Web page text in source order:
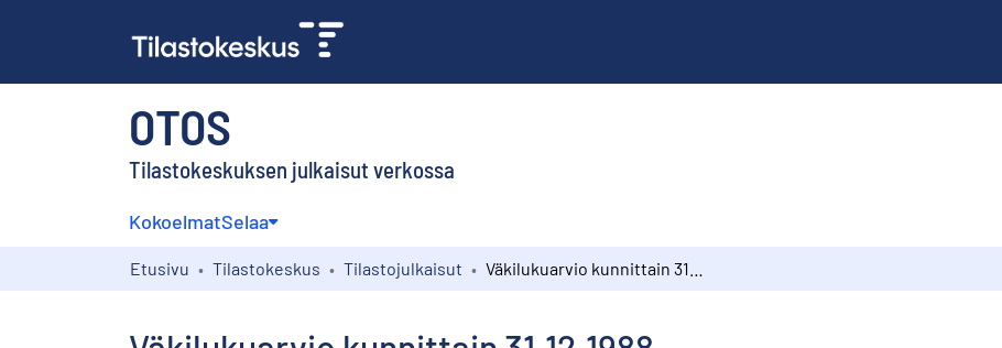
OTOS
Tilastokeskuksen julkaisut verkossa
KokoelmatSelaa
Etusivu Tilastokeskus Tilastojulkaisut